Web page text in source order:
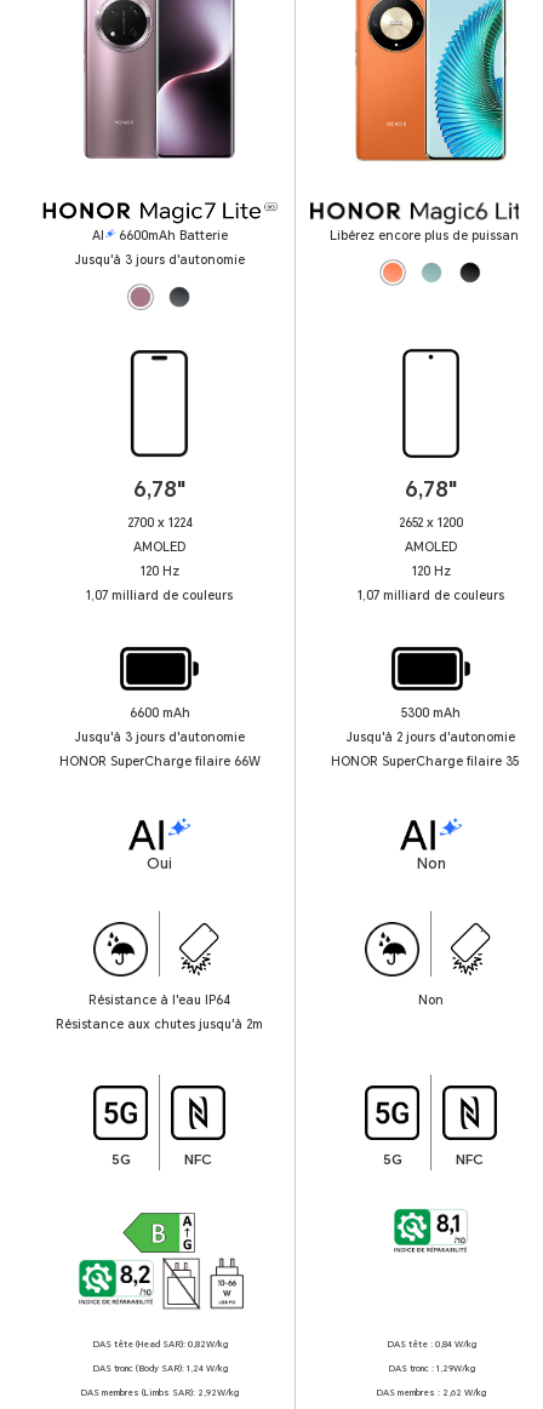
AI
6600mAh Batterie
Jusqu'à 3 jours d'autonomie
Libérez encore plus de puissance
6,78"
2700 x 1224
AMOLED
120 Hz
1,07 milliard de couleurs
6,78"
2652 x 1200
AMOLED
120 Hz
1,07 milliard de couleurs
6600 mAh
Jusqu'à 3 jours d'autonomie
HONOR SuperCharge filaire 66W
5300 mAh
Jusqu'à 2 jours d'autonomie
HONOR SuperCharge filaire 35W
Oui Non
Résistance à l'eau IP64
Résistance aux chutes jusqu'à 2m
Non
5G NFC 5G NFC
DAS tête (Head SAR): 0,82W/kg
DAS tronc (Body SAR): 1,24 W/kg
DAS membres (Limbs SAR): 2,92W/kg
DAS tête : 0,84 W/kg
DAS tronc : 1,29W/kg
DAS membres : 2,62 W/kg